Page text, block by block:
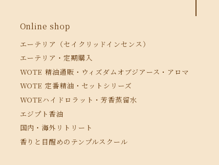
Online shop
エーテリア（セイクリッドインセンス）
エーテリア・定期購入
WOTE 精油通販・ウィズダムオブジアース・アロマ
WOTE 定番精油・セットシリーズ
WOTEハイドロラット・芳香蒸留水
エジプト香油
国内・海外リトリート
香りと目醒めのテンプルスクール